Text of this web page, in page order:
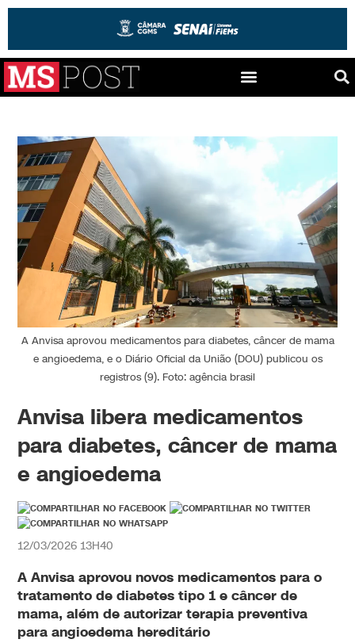
A Anvisa aprovou medicamentos para diabetes, câncer de mama
e angioedema, e o Diário Oficial da União (DOU) publicou os
registros (9). Foto: agência brasil
Anvisa libera medicamentos
para diabetes, câncer de mama
e angioedema
12/03/2026 13H40
A Anvisa aprovou novos medicamentos para o
tratamento dediabetes tipo 1 ecâncer de
mama, além de autorizar terapia preventiva
para angioedema hereditário